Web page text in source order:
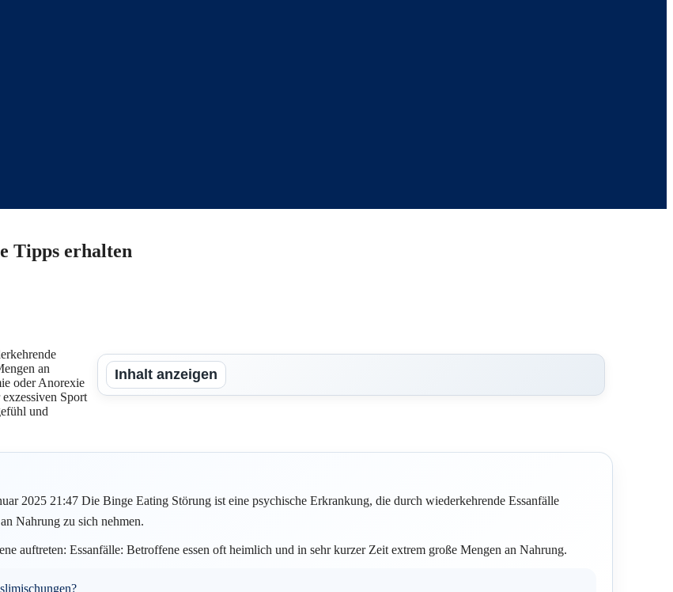
Tipps erhalten
Inhalt anzeigen
an
oder Anorexie
Sport
und
2025 21:47 Die Binge Eating Störung ist eine psychische Erkrankung, die durch wiederkehrende Essanfälle
Nahrung zu sich nehmen.
auftreten: Essanfälle: Betroffene essen oft heimlich und in sehr kurzer Zeit extrem große Mengen an Nahrung.